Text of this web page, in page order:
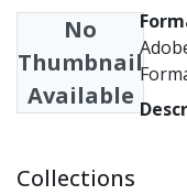
No
Thumbnail
Available
Collections